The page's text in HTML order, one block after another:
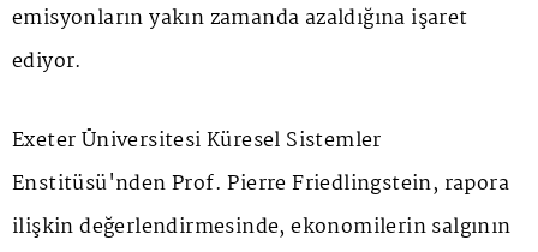
emisyonların yakın zamanda azaldığına işaret
ediyor.
Exeter Üniversitesi Küresel Sistemler
Enstitüsü'nden Prof. Pierre Friedlingstein, rapora
ilişkin değerlendirmesinde, ekonomilerin salgının